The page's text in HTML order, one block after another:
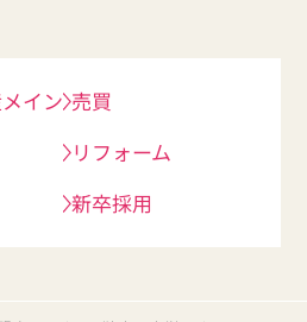
イン 売買
リフォーム
新卒採用